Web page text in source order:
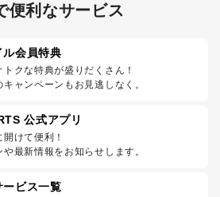
便利なサービス
ル会員特典
トクな特典が盛りだくさん！
ャンペーンもお見逃しなく。
公式アプリ
けて便利！
最新情報をお知らせします。
ビス一覧